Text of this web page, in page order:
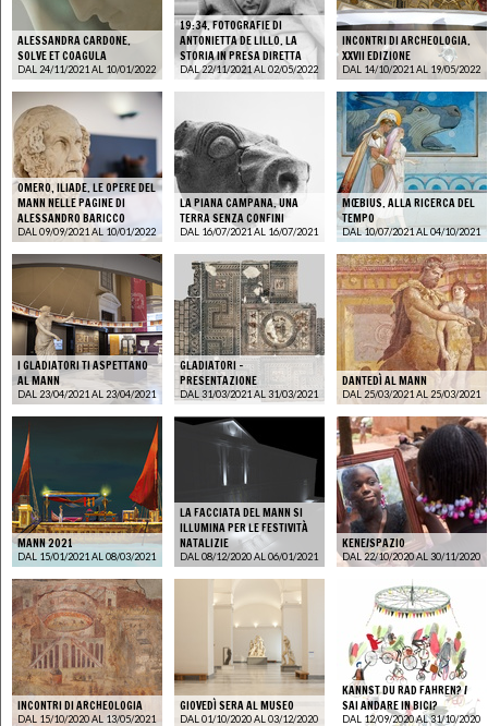
ALESSANDRA CARDONE.
SOLVE ET COAGULA
DAL 24/11/2021 AL 10/01/2022
19:34. FOTOGRAFIE DI
ANTONIETTA DE LILLO. LA
STORIA IN PRESA DIRETTA
DAL 22/11/2021 AL 02/05/2022
INCONTRI DI ARCHEOLOGIA.
XXVII EDIZIONE
DAL 14/10/2021 AL 19/05/2022
OMERO, ILIADE. LE OPERE DEL
MANN NELLE PAGINE DI
ALESSANDRO BARICCO
DAL 09/09/2021 AL 10/01/2022
LA PIANA CAMPANA. UNA
TERRA SENZA CONFINI
DAL 16/07/2021 AL 16/07/2021
MŒBIUS. ALLA RICERCA DEL
TEMPO
DAL 10/07/2021 AL 04/10/2021
I GLADIATORI TI ASPETTANO
AL MANN
DAL 23/04/2021 AL 23/04/2021
GLADIATORI -
PRESENTAZIONE
DAL 31/03/2021 AL 31/03/2021
DANTEDÌ AL MANN
DAL 25/03/2021 AL 25/03/2021
MANN 2021
DAL 15/01/2021 AL 08/03/2021
LA FACCIATA DEL MANN SI
ILLUMINA PER LE FESTIVITÀ
NATALIZIE
DAL 08/12/2020 AL 06/01/2021
KENE/SPAZIO
DAL 22/10/2020 AL 30/11/2020
INCONTRI DI ARCHEOLOGIA
DAL 15/10/2020 AL 13/05/2021
GIOVEDÌ SERA AL MUSEO
DAL 01/10/2020 AL 03/12/2020
KANNST DU RAD FAHREN? /
SAI ANDARE IN BICI?
DAL 12/09/2020 AL 31/10/2020